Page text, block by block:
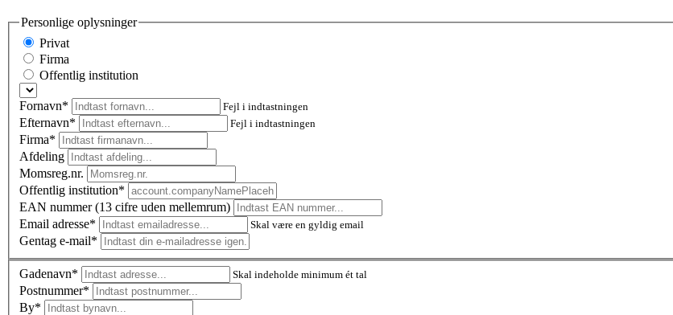
Personlige oplysninger
Privat
Firma
Offentlig institution
Fornavn* Fejl i indtastningen
Efternavn* Fejl i indtastningen
Firma*
Afdeling
Momsreg.nr.
Offentlig institution*
EAN nummer (13 cifre uden mellemrum)
Email adresse*
Skal være en gyldig email
Gentag e-mail*
Gadenavn* Skal indeholde minimum ét tal
Postnummer*
By*